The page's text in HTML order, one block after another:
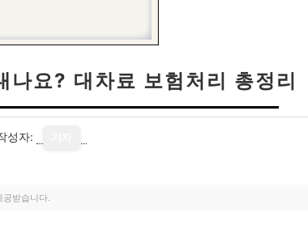
요? 대차료 보험처리 총정리
성자:
공받습니다.